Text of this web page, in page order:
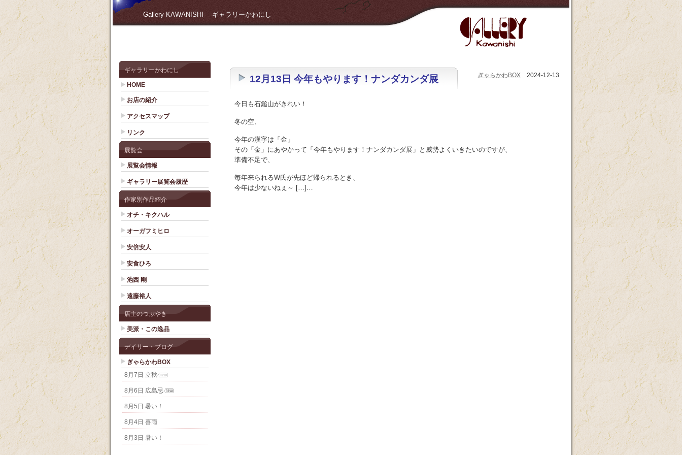
Gallery KAWANISHI ギャラリーかわにし
ギャラリーかわにし
HOME
お店の紹介
アクセスマップ
リンク
展覧会
展覧会情報
ギャラリー展覧会履歴
作家別作品紹介
オチ・キクハル
オーガフミヒロ
安倍安人
安食ひろ
池西 剛
遠藤裕人
店主のつぶやき
美派・この逸品
デイリー・ブログ
ぎゃらかわBOX
8月7日 立秋
8月6日 広島忌
8月5日 暑い！
8月4日 喜雨
8月3日 暑い！
ぎゃらかわBOX 2024-12-13
12月13日 今年もやります！ナンダカンダ展
今日も石鎚山がきれい！
冬の空、
今年の漢字は「金」
その「金」にあやかって「今年もやります！ナンダカンダ展」と威勢よくいきたいのですが、
準備不足で、
毎年来られるW氏が先ほど帰られるとき、
今年は少ないねぇ～ […]…